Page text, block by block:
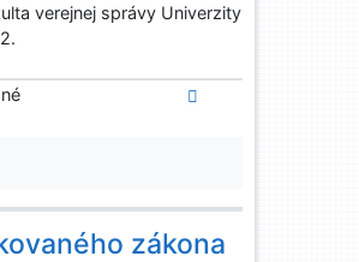
verejnej správy Univerzity
zákona